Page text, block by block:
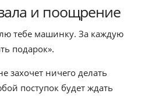
и поощрение
тебе машинку. За каждую
подарок».
захочет ничего делать
поступок будет ждать